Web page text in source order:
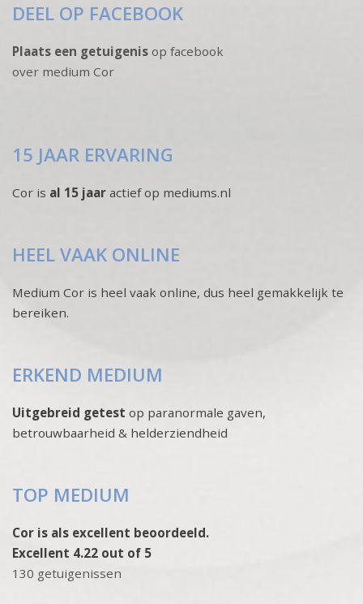
DEEL OP FACEBOOK
Plaats een getuigenis op facebook
over medium Cor
15 JAAR ERVARING
Cor is al 15 jaar actief op mediums.nl
HEEL VAAK ONLINE
Medium Cor is heel vaak online, dus heel gemakkelijk te
bereiken.
ERKEND MEDIUM
Uitgebreid getest op paranormale gaven,
betrouwbaarheid & helderziendheid
TOP MEDIUM
Cor is als excellent beoordeeld.
Excellent 4.22 out of 5
130 getuigenissen